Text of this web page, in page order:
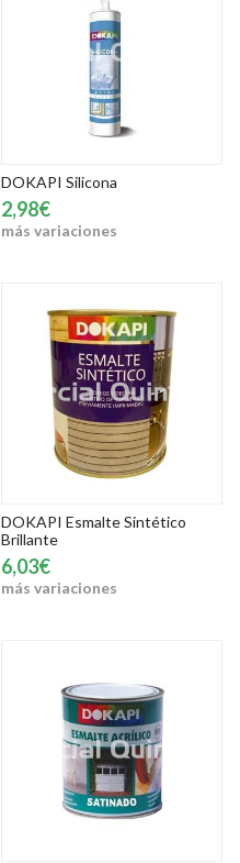
DOKAPI Silicona
2,98€
más variaciones
DOKAPI Esmalte Sintético
Brillante
6,03€
más variaciones